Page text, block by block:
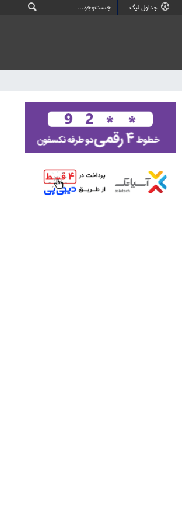
جداول لیگ